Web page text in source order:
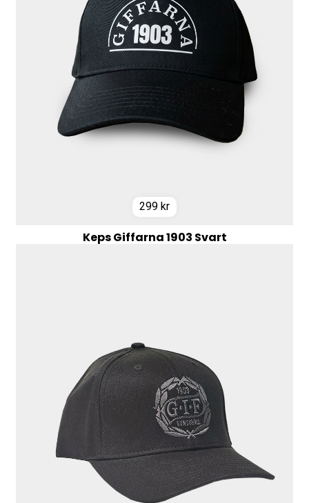
299 kr
Keps Giffarna 1903 Svart